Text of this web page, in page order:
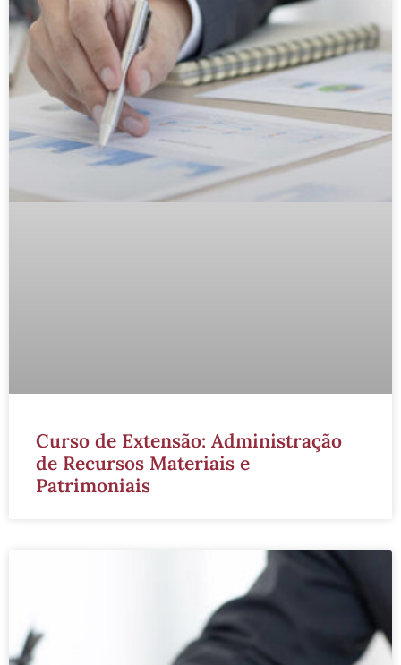
Curso de Extensão: Administração
de Recursos Materiais e
Patrimoniais